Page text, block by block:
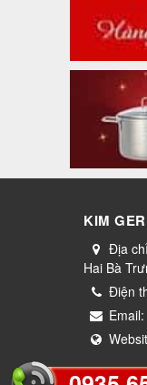
KIM
Địa
Hai Bà
Điện
Email: